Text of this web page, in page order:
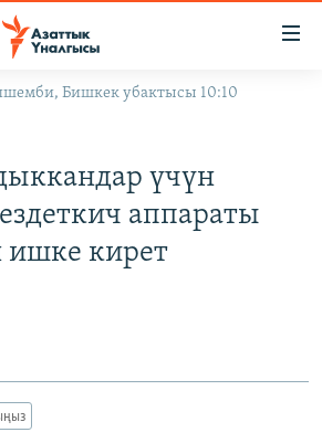
Бишкек убактысы 10:10
үчүн
аппараты
ишке кирет